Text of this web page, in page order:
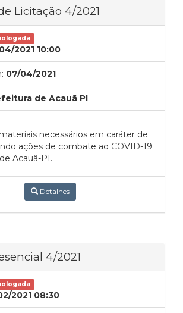
Licitação 4/2021
2021 10:00
07/04/2021
de Acauã PI
necessários em caráter de
ações de combate ao COVID-19
Acauã-PI.
Detalhes
4/2021
2021 08:30